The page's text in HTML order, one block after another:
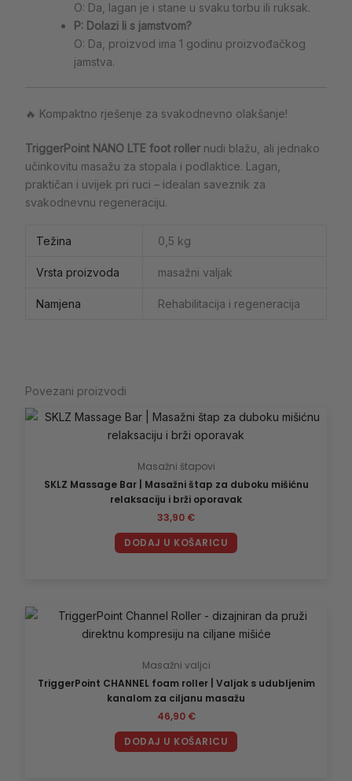
O: Da, lagan je i stane u svaku torbu ili ruksak.
P: Dolazi li s jamstvom?
O: Da, proizvod ima 1 godinu proizvođačkog
jamstva.
🔥 Kompaktno rješenje za svakodnevno olakšanje!
TriggerPoint NANO LTE foot roller nudi blažu, ali jednako
učinkovitu masažu za stopala i podlaktice. Lagan,
praktičan i uvijek pri ruci – idealan saveznik za
svakodnevnu regeneraciju.
Težina 0,5 kg
Vrsta proizvoda masažni valjak
Namjena Rehabilitacija i regeneracija
Povezani proizvodi
Masažni štapovi
SKLZ Massage Bar | Masažni štap za duboku mišićnu
relaksaciju i brži oporavak
33,90 €
DODAJ U KOŠARICU
Masažni valjci
TriggerPoint CHANNEL foam roller | Valjak s udubljenim
kanalom za ciljanu masažu
46,90 €
DODAJ U KOŠARICU